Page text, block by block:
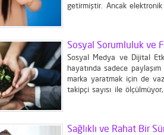
getirmiştir. Ancak
Sosyal Sorumluluk ve
Sosyal Medya ve Dijital
hayatında sadece
marka yaratmak için de
takipçi sayısı ile
Sağlıklı ve Rahat Bir